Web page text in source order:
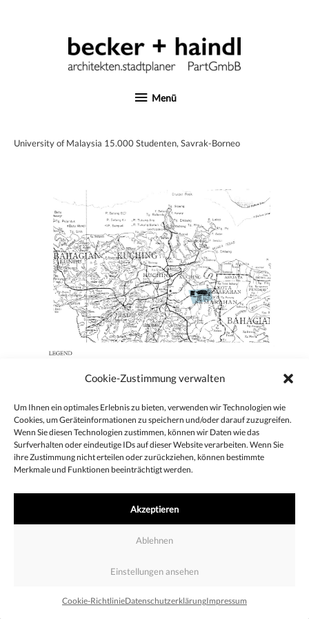
Cookie-Zustimmung verwalten
Um Ihnen ein optimales Erlebnis zu bieten, verwenden wir Technologien wie
Cookies, um Geräteinformationen zu speichern und/oder darauf zuzugreifen.
Wenn Sie diesen Technologien zustimmen, können wir Daten wie das
Surfverhalten oder eindeutige IDs auf dieser Website verarbeiten. Wenn Sie
ihre Zustimmung nicht erteilen oder zurückziehen, können bestimmte
Merkmale und Funktionen beeinträchtigt werden.
Akzeptieren
Ablehnen
Einstellungen ansehen
Cookie-RichtlinieDatenschutzerklärungImpressum
Menü
Menü
University of Malaysia 15.000 Studenten, Savrak-Borneo
Beitragsnavigation